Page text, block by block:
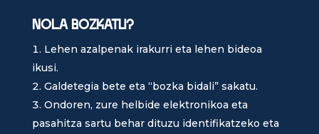
NOLA BOZKATU?
Lehen azalpenak irakurri eta lehen bideoa
ikusi.
Galdetegia bete eta “bozka bidali” sakatu.
Ondoren, zure helbide elektronikoa eta
pasahitza sartu behar dituzu identifikatzeko eta